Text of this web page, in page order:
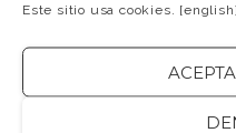
Este sitio usa cookies. [english]
⁃ CENTROS